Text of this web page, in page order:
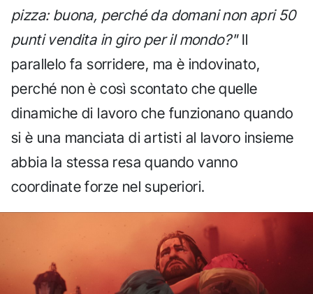
pizza: buona, perché da domani non apri 50
punti vendita in giro per il mondo?"Il
parallelo fa sorridere, ma è indovinato,
perché non è così scontato che quelle
dinamiche di lavoro che funzionano quando
si è una manciata di artisti al lavoro insieme
abbia la stessa resa quando vanno
coordinate forze nel superiori.